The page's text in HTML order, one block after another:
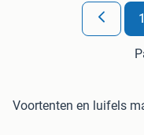
1
Voortenten en luifels